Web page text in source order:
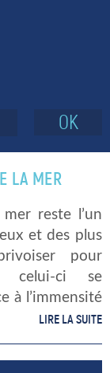
OK
LA MER
reste l’un
et des plus
pour
celui-ci se
à l’immensité
force des
Aussi […]
LIRE LA SUITE